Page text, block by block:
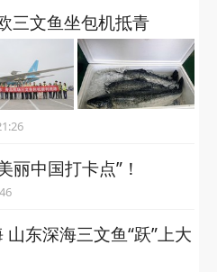
三文鱼坐包机抵青
04 21:26
丽中国打卡点”！
东深海三文鱼“跃”上大